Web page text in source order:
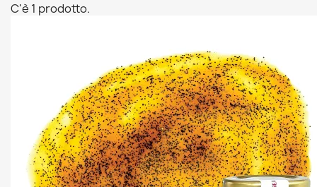
C'è 1 prodotto.